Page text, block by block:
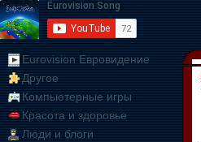
Eurovision Евровидение
Другое
Компьютерные игры
Красота и здоровье
Люди и блоги